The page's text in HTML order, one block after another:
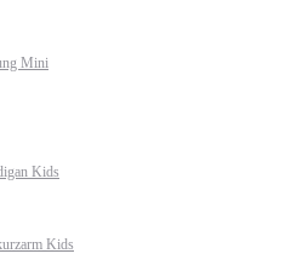
Mini
Kids
Kids